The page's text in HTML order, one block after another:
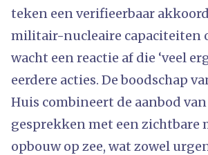
teken een verifieerbaar
militair-nucleaire capaciteiten
wacht een reactie af die ‘veel
eerdere acties. De boodschap
Huis combineert de aanbod
gesprekken met een zichtbare
opbouw op zee, wat zowel